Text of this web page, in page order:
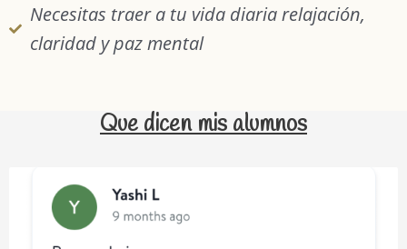
Necesitas traer a tu vida diaria relajación,
claridad y paz mental
Que dicen mis alumnos